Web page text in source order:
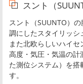
スント（
スント（SUUNTO）
調にしたスタイリッシ
また北欧らしいハイセ
高度・気圧・気温の計
た測位システム）を搭
す。